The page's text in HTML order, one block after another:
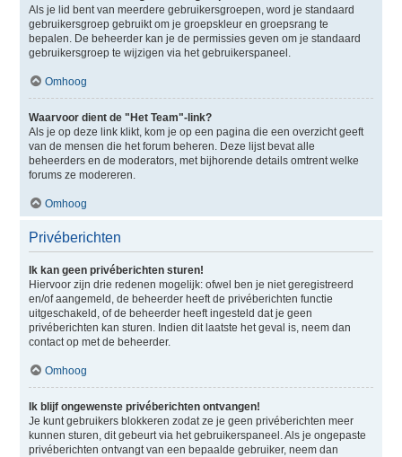
Als je lid bent van meerdere gebruikersgroepen, word je standaard
gebruikersgroep gebruikt om je groepskleur en groepsrang te
bepalen. De beheerder kan je de permissies geven om je standaard
gebruikersgroep te wijzigen via het gebruikerspaneel.
Omhoog
Waarvoor dient de "Het Team"-link?
Als je op deze link klikt, kom je op een pagina die een overzicht geeft
van de mensen die het forum beheren. Deze lijst bevat alle
beheerders en de moderators, met bijhorende details omtrent welke
forums ze modereren.
Omhoog
Privéberichten
Ik kan geen privéberichten sturen!
Hiervoor zijn drie redenen mogelijk: ofwel ben je niet geregistreerd
en/of aangemeld, de beheerder heeft de privéberichten functie
uitgeschakeld, of de beheerder heeft ingesteld dat je geen
privéberichten kan sturen. Indien dit laatste het geval is, neem dan
contact op met de beheerder.
Omhoog
Ik blijf ongewenste privéberichten ontvangen!
Je kunt gebruikers blokkeren zodat ze je geen privéberichten meer
kunnen sturen, dit gebeurt via het gebruikerspaneel. Als je ongepaste
privéberichten ontvangt van een bepaalde gebruiker, neem dan